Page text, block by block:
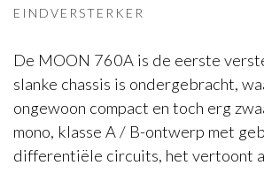
EINDVERSTERKER
De MOON 760A is de eerste
slanke chassis is ondergebracht,
ongewoon compact en toch erg
mono, klasse A / B-ontwerp met
differentiële circuits, het vertoont